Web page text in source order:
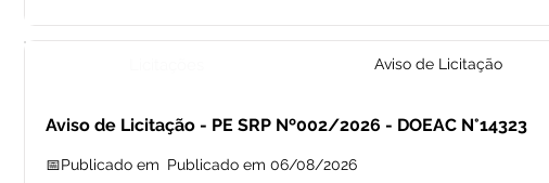
Aviso de Licitação
Aviso de Licitação - PE SRP Nº002/2026 - DOEAC N°14323
📅Publicado em Publicado em 06/08/2026